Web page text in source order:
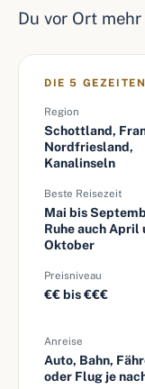
Du vor Ort
DIE 5
Region
Schottland,
Nordfriesland,
Kanalinseln
Beste Reisezeit
Mai bis
Ruhe auch April
Oktober
Preisniveau
€€ bis €€€
Anreise
Auto, Bahn,
oder Flug je